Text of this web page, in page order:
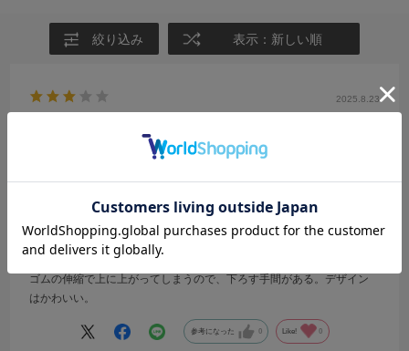
絞り込み 表示：新しい順
2025.8.23
ゴムの伸縮で上に上がってしまう
年代:30代 性別:女性 身長:156～160cm
靴のサイズ: 普段の服のサイズ:
都道府県:埼玉県
ゴムの伸縮で上に上がってしまうので、下ろす手間がある。デザイン
はかわいい。
参考になった 0 Like! 0